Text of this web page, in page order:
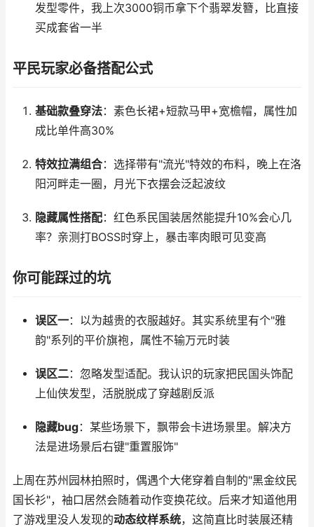
发型零件，我上次3000铜币拿下个翡翠发簪，比直接
买成套省一半
平民玩家必备搭配公式
基础款叠穿法：素色长裙+短款马甲+宽檐帽，属性加
成比单件高30%
特效拉满组合：选择带有"流光"特效的布料，晚上在洛
阳河畔走一圈，月光下衣摆会泛起波纹
隐藏属性搭配：红色系民国装居然能提升10%会心几
率？亲测打BOSS时穿上，暴击率肉眼可见变高
你可能踩过的坑
误区一：以为越贵的衣服越好。其实系统里有个"雅
韵"系列的平价旗袍，属性不输万元时装
误区二：忽略发型适配。我认识的玩家把民国头饰配
上仙侠发型，活脱脱成了穿越剧反派
隐藏bug：某些场景下，飘带会卡进场景里。解决方
法是进场景后右键"重置服饰"
上周在苏州园林拍照时，偶遇个大佬穿着自制的"黑金纹民
国长衫"，袖口居然会随着动作变换花纹。后来才知道他用
了游戏里没人发现的动态纹样系统，这简直比时装展还精